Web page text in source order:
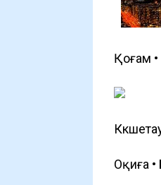
Қоғам •
Оқиға •